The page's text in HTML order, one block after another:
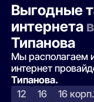
Выгодные
интернета
Типанова
Мы располагаем
интернет
Типанова.
12
16 16